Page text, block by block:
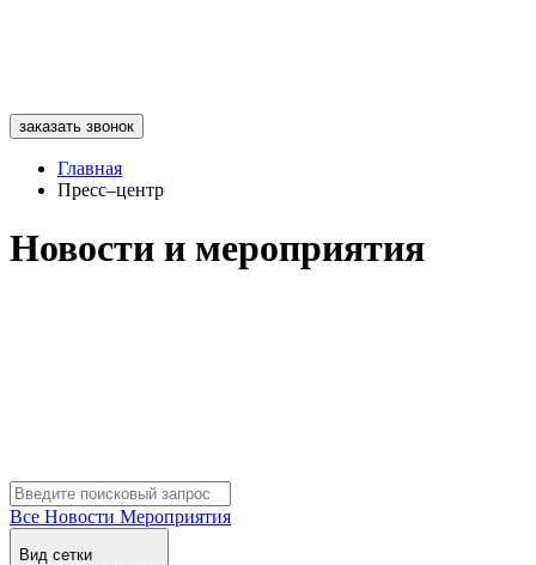
заказать звонок
Главная
Пресс–центр
Новости и мероприятия
Все Новости Мероприятия
Вид сетки